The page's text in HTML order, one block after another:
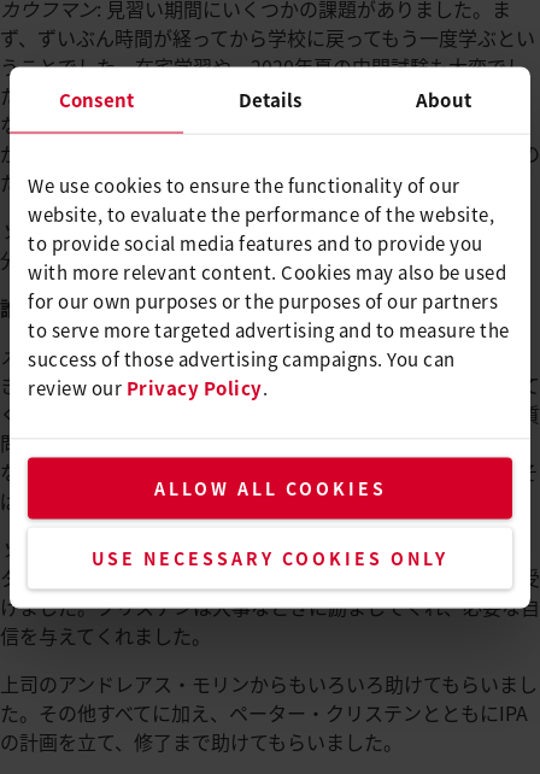
Consent Details About
We use cookies to ensure the functionality of our
website, to evaluate the performance of the website,
to provide social media features and to provide you
with more relevant content. Cookies may also be used
for our own purposes or the purposes of our partners
to serve more targeted advertising and to measure the
success of those advertising campaigns. You can
review our Privacy Policy
ALLOW ALL COOKIES
USE NECESSARY COOKIES ONLY
カウフマン: 見習い期間にいくつかの課題がありました。ま
ず、ずいぶん時間が経ってから学校に戻ってもう一度学ぶとい
うことでした。在宅学習や、2020年夏の中間試験も大変でし
た。その直後に、個別の実践レポート（IPA）の作成を開始し
なければなりませんでした。IPAを2021年2月に作成しました
が、研修期間で最大の難事でした。短い休みの後、筆記試験の
ための勉強を始め、2021年6月に試験を受けました。
ソウサ: 仕事と家庭、学校、多くの学習を調整することが、自
分にとっては一大事でした。
誰がその点をサポートしてくれましたか。
カウフマン: いつもボーイフレンドと家族のサポートを期待で
きました。上司のマルクス・ローラーも多くのサポートをして
くれ、学校での課題でよく分からないことがあるといつでも質
問できました。IPAについては、アンドレアス・モリンが大き
な助けとなりました。モリンは自分の担当の上司で、いつもそ
ばにいてくれました。
ソウサ
: たくさんいます。最初から指導してくれた上司のペー
ター・クリステンを筆頭に、すばらしいチームのサポートを受
けました。クリステンは大事なときに励ましてくれ、必要な自
信を与えてくれました。
上司のアンドレアス・モリンからもいろいろ助けてもらいまし
た。その他すべてに加え、ペーター・クリステンとともにIPA
の計画を立て、修了まで助けてもらいました。